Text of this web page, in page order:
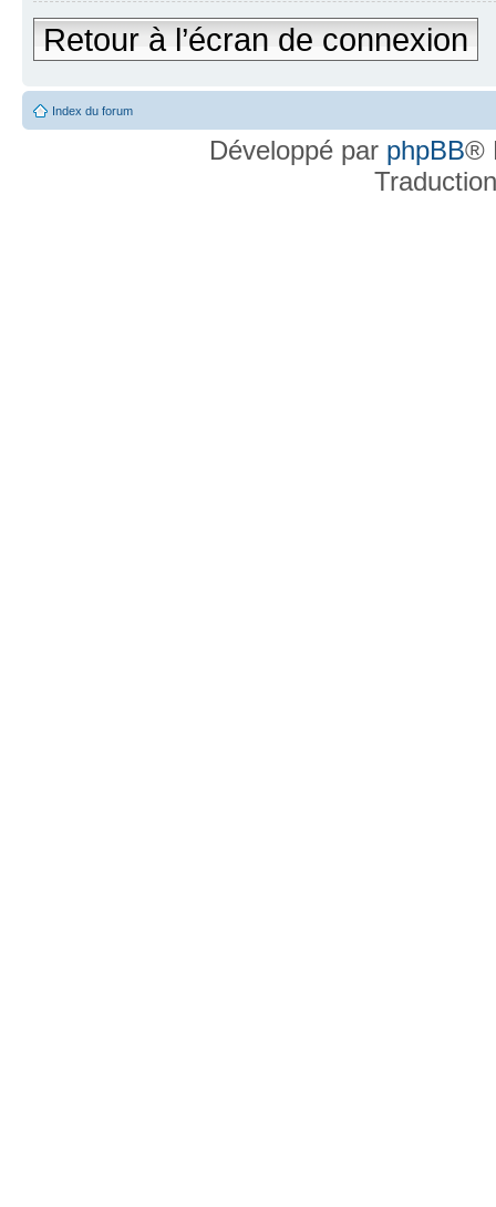
Retour à l’écran de connexion
Index du forum
Développé par phpBB®